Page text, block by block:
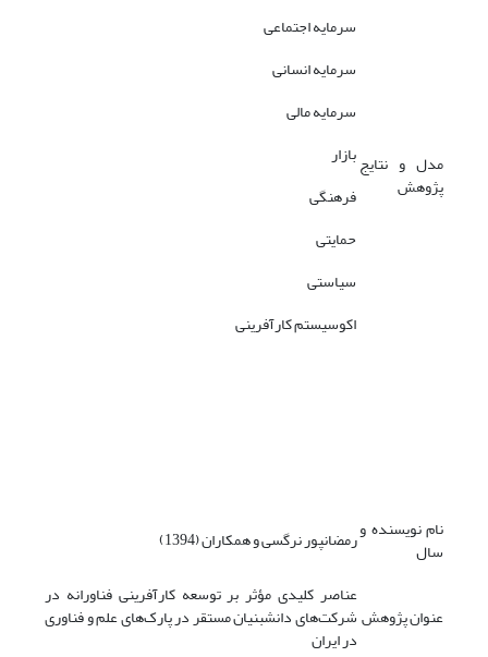
مدل و نتایج
پژوهش
سرمایه اجتماعی
سرمایه انسانی
سرمایه مالی
بازار
فرهنگی
حمایتی
سیاستی
اکوسیستم کارآفرینی
نام نویسنده و
سال رمضانپور نرگسی و همکاران (1394)
عنوان پژوهش
عناصر کلیدی مؤثر بر توسعه کارآفرینی فناورانه در
شرکت‌های دانش­بنیان مستقر در پارک‌های علم­ و فناوری
در ایران